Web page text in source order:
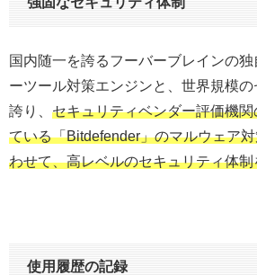
国内随一を誇るフーバーブレインの
ーツール対策エンジンと、世界規模
誇り、 セキュリティベンダー評価機
ている「Bitdefender」のマルウェア
わせて、高レベルのセキュリティ体
使用履歴の記録